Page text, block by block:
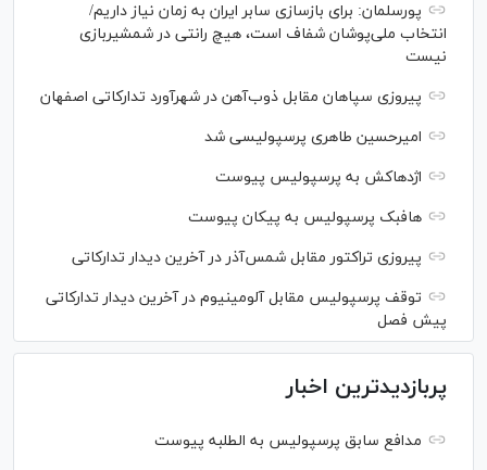
پورسلمان: برای بازسازی سابر ایران به زمان نیاز داریم/
انتخاب ملی‌پوشان شفاف است، هیچ رانتی در شمشیربازی
نیست
پیروزی سپاهان مقابل ذوب‌آهن در شهرآورد تدارکاتی اصفهان
امیرحسین طاهری پرسپولیسی شد
اژدهاکش به پرسپولیس پیوست
هافبک پرسپولیس به پیکان پیوست
پیروزی تراکتور مقابل شمس‌آذر در آخرین دیدار تدارکاتی
توقف پرسپولیس مقابل آلومینیوم در آخرین دیدار تدارکاتی
پیش فصل
پربازدیدترین اخبار
مدافع سابق پرسپولیس به الطلبه پیوست